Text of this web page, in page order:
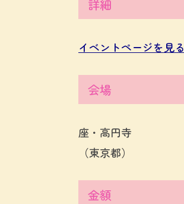
詳細
イベントページを見る
会場
座・高円寺
（東京都）
金額